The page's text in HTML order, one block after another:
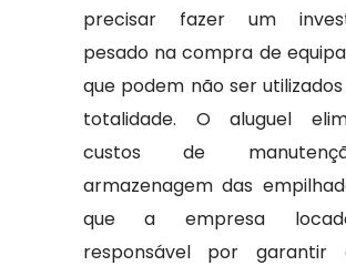
precisar fazer um
pesado na compra de
que podem não ser
totalidade. O aluguel
custos de
armazenagem das
que a empresa
responsável por garantir